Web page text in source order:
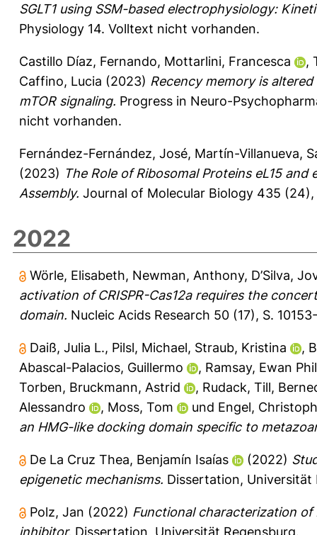
SGLT1 using SSM-based electrophysiology:
Physiology 14. Volltext nicht vorhanden.
Castillo Díaz, Fernando, Mottarlini, Francesca ,
Caffino, Lucia (2023) Recency memory is
mTOR signaling. Progress in Neuro-
nicht vorhanden.
Fernández-Fernández, José, Martín-Villanueva,
(2023) The Role of Ribosomal Proteins eL15
Assembly. Journal of Molecular Biology 435 (24),
2022
Wörle, Elisabeth, Newman, Anthony, D’Silva,
activation of CRISPR-Cas12a requires the
domain. Nucleic Acids Research 50 (17), S.
Daiß, Julia L., Pilsl, Michael, Straub, Kristina ,
Abascal-Palacios, Guillermo
, Ramsay, Ewan
Torben, Bruckmann, Astrid , Rudack, Till,
Alessandro
, Moss, Tom und Engel, Christoph
an HMG-like docking domain specific to
De La Cruz Thea, Benjamín Isaías (2022)
epigenetic mechanisms. Dissertation, Universität
Polz, Jan (2022) Functional characterization of
inhibitor. Dissertation, Universität Regensburg.